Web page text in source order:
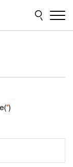
*)